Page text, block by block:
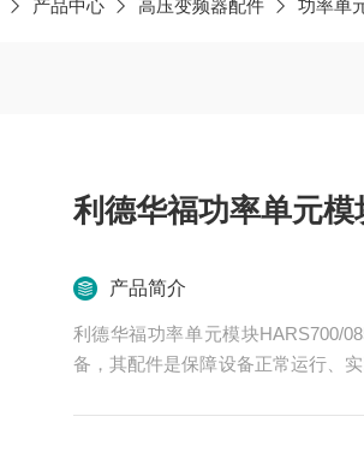
产品中心 高压变频器配件 功率单
利德华福功率单元
产品简介
利德华福功率单元模块HARS700/
备，其配件是保障设备正常运行、